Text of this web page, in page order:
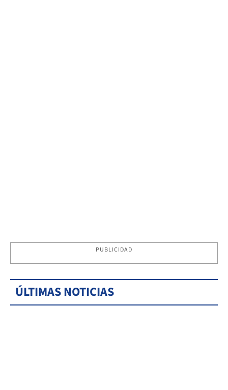
PUBLICIDAD
ÚLTIMAS NOTICIAS